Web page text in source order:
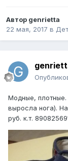
Автор genrietta
22 мая, 2017 в
Модные, плотные.
выросла нога).
руб. к.т.